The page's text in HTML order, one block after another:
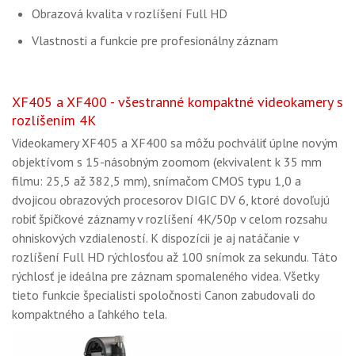
Obrazová kvalita v rozlíšení Full HD
Vlastnosti a funkcie pre profesionálny záznam
XF405 a XF400 - všestranné kompaktné videokamery s
rozlíšením 4K
Videokamery XF405 a XF400 sa môžu pochváliť úplne novým
objektívom s 15-násobným zoomom (ekvivalent k 35 mm
filmu: 25,5 až 382,5 mm), snímačom CMOS typu 1,0 a
dvojicou obrazových procesorov DIGIC DV 6, ktoré dovoľujú
robiť špičkové záznamy v rozlíšení 4K/50p v celom rozsahu
ohniskových vzdialeností. K dispozícii je aj natáčanie v
rozlíšení Full HD rýchlosťou až 100 snímok za sekundu. Táto
rýchlosť je ideálna pre záznam spomaleného videa. Všetky
tieto funkcie špecialisti spoločnosti Canon zabudovali do
kompaktného a ľahkého tela.